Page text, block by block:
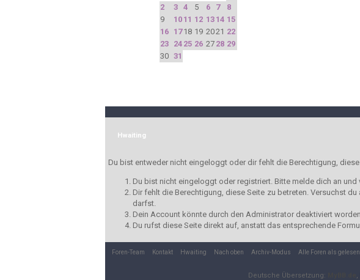
2
3 4 5 6 7
8
9
10 11 12 13 14 15
16 17 18 19 2021 22
23 24 25 26 27 28 29
30 31
Hwaiting
Du bist entweder nicht eingeloggt oder dir fehlt die Berechtigung,
Du bist nicht eingeloggt oder registriert. Bitte melde dich an
Dir fehlt die Berechtigung, diese Seite zu betreten. Versuchst
darfst.
Dein Account könnte durch den Administrator deaktiviert
Du rufst diese Seite direkt auf, anstatt das entsprechende
Foren-Team Kontakt Hwaiting Nach oben Archiv-Modus Alle Foren als
Deutsche Übersetzung: ,